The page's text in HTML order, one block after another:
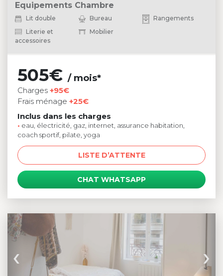
Equipements Chambre
Lit double Bureau
Rangements
Literie et
accessoires
Mobilier
505€ / mois*
Charges +95€
Frais ménage +25€
Inclus dans les charges
• eau, électricité, gaz, internet, assurance habitation,
coach sportif, pilate, yoga
LISTE D’ATTENTE
CHAT WHATSAPP
‹ ›